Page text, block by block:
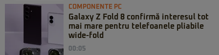
COMPONENTE PC
Galaxy Z Fold 8 confirmă interesul tot
mai mare pentru telefoanele pliabile
wide-fold
00:05